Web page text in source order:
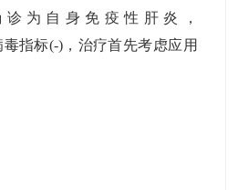
为自身免疫性肝炎，
指标(-)，治疗首先考虑应用